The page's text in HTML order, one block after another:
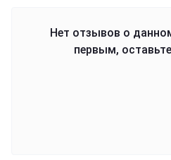
Нет отзывов о
первым,